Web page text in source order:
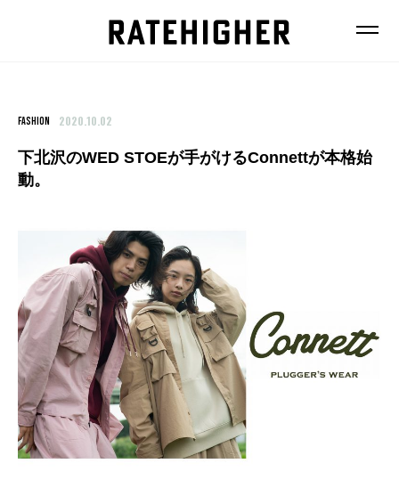
FEATURE
NEWS
FASHION
BEAUTY
GOODS
FOOD
FORTUNE
FASHION 2020.10.02
下北沢のWED STOEが手がけるConnettが本格始
動。